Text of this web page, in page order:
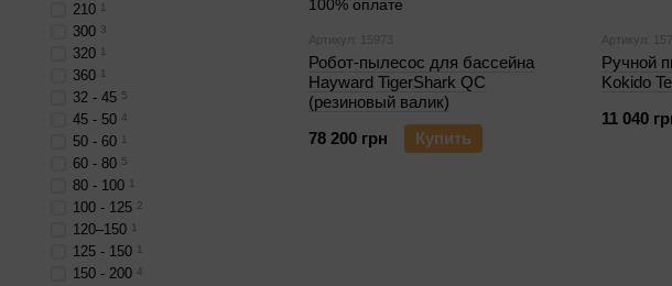
Артикул: 15973
Робот-пылесос для бассейна
Hayward TigerShark QC
(резиновый валик)
78 200 грн
Купить
Артикул:
Ручной
Kokido
11 040
210 1
300 3
320 1
360 1
32 - 45 5
45 - 50 4
50 - 60 1
60 - 80 5
80 - 100 1
100 - 125 2
120–150 1
125 - 150 1
150 - 200 4